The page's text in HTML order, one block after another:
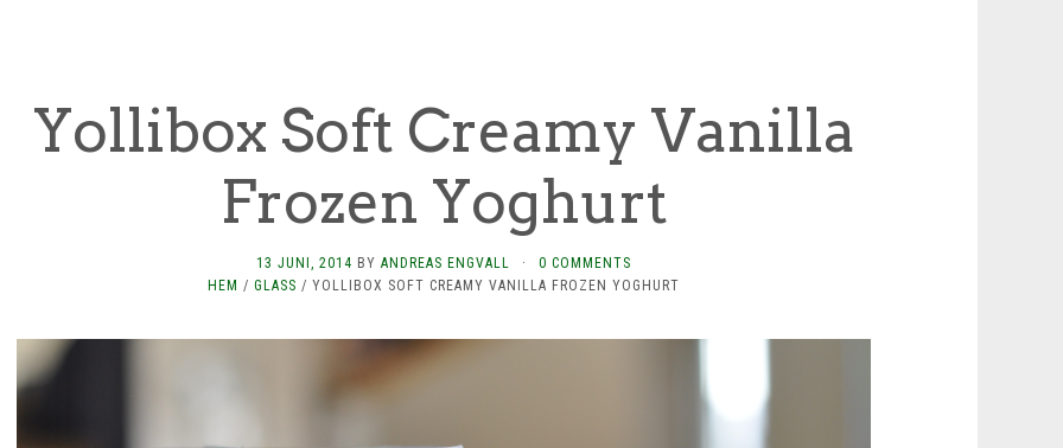
Yollibox Soft Creamy Vanilla
Frozen Yoghurt
13 JUNI, 2014 BY ANDREAS ENGVALL ·
0 COMMENTS
HEM / GLASS / YOLLIBOX SOFT CREAMY VANILLA FROZEN YOGHURT